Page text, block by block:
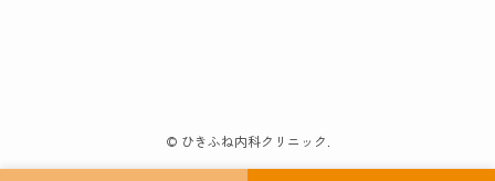
© ひきふね内科クリニック.